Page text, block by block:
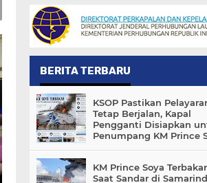
BERITA TERBARU
KSOP Pastikan
Tetap Berjalan, Kapal
Pengganti Disiapkan
Penumpang KM Prince
KM Prince Soya Terbakar
Saat Sandar di